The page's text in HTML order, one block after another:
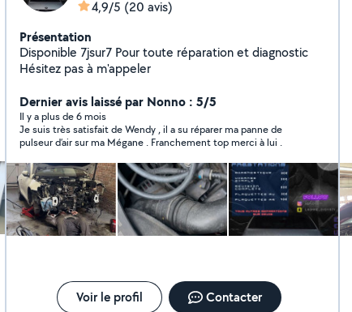
4,9/5 (20 avis)
Présentation
Disponible 7jsur7 Pour toute réparation et diagnostic
Hésitez pas à m'appeler
Dernier avis laissé par Nonno : 5/5
Il y a plus de 6 mois
Je suis très satisfait de Wendy , il a su réparer ma panne de
pulseur d’air sur ma Mégane . Franchement top merci à lui .
Voir le profil Contacter